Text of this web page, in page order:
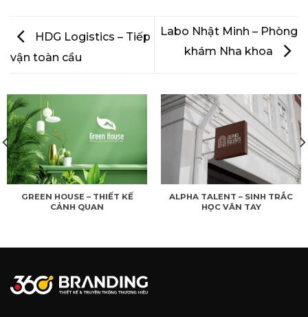
HDG Logistics – Tiếp
vận toàn cầu
Labo Nhật Minh – Phòng
khám Nha khoa
GREEN HOUSE – THIẾT KẾ
CẢNH QUAN
ALPHA TALENT – SINH TRẮC
HỌC VÂN TAY